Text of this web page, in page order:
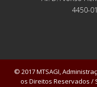
4450-
© 2017 MTSAGI,
os Direitos Reservados /